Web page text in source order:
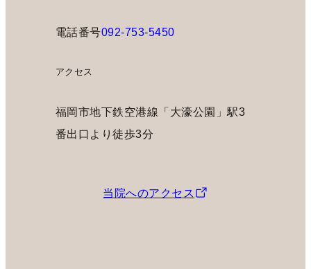
電話番号092-753-5450
アクセス
福岡市地下鉄空港線「大濠公園」駅3
番出口より徒歩3分
当院へのアクセス